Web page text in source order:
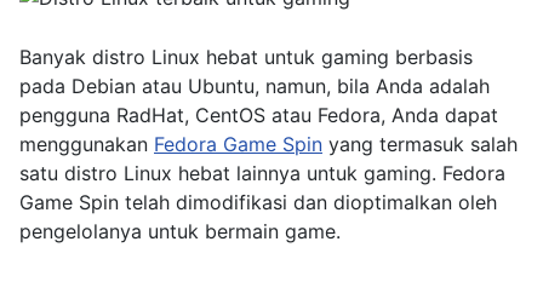
Banyak distro Linux hebat untuk gaming berbasis
pada Debian atau Ubuntu, namun, bila Anda adalah
pengguna RadHat, CentOS atau Fedora, Anda dapat
menggunakan Fedora Game Spin yang termasuk salah
satu distro Linux hebat lainnya untuk gaming. Fedora
Game Spin telah dimodifikasi dan dioptimalkan oleh
pengelolanya untuk bermain game.